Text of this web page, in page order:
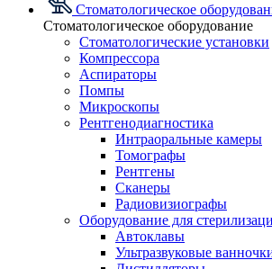
Стоматологическое
Стоматологическое оборудование
Стоматологические установки
Компрессора
Аспираторы
Помпы
Микроскопы
Рентгенодиагностика
Интраоральные камеры
Томографы
Рентгены
Сканеры
Радиовизиографы
Оборудование для
Автоклавы
Ультразвуковые